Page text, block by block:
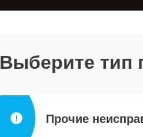
Выберите тип
Прочие